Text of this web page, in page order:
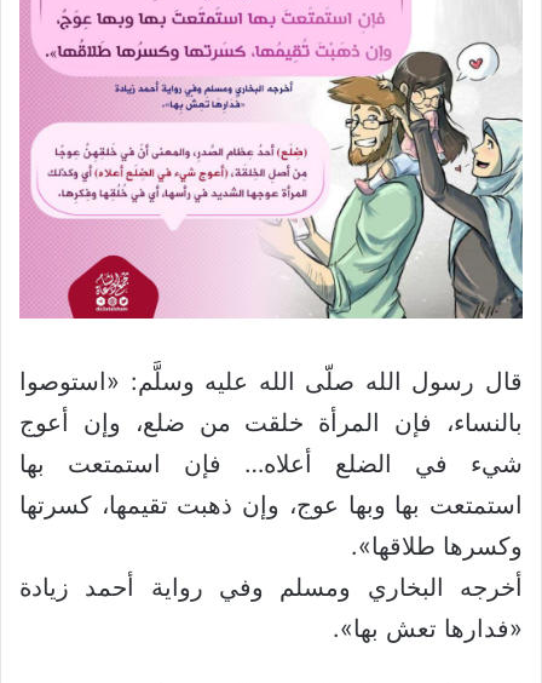
قال رسول الله صلّى الله عليه وسلَّم: «استوصوا
بالنساء، فإن المرأة خلقت من ضلع، وإن أعوج
شيء في الضلع أعلاه… فإن استمتعت بها
استمتعت بها وبها عوج، وإن ذهبت تقيمها، كسرتها
وكسرها طلاقها».
أخرجه البخاري ومسلم وفي رواية أحمد زيادة
«فدارها تعش بها».